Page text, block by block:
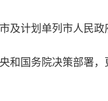
及计划单列市人民
国务院决策部署，